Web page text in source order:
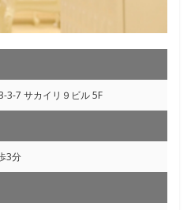
3-7 サカイリ９ビル 5F
3分